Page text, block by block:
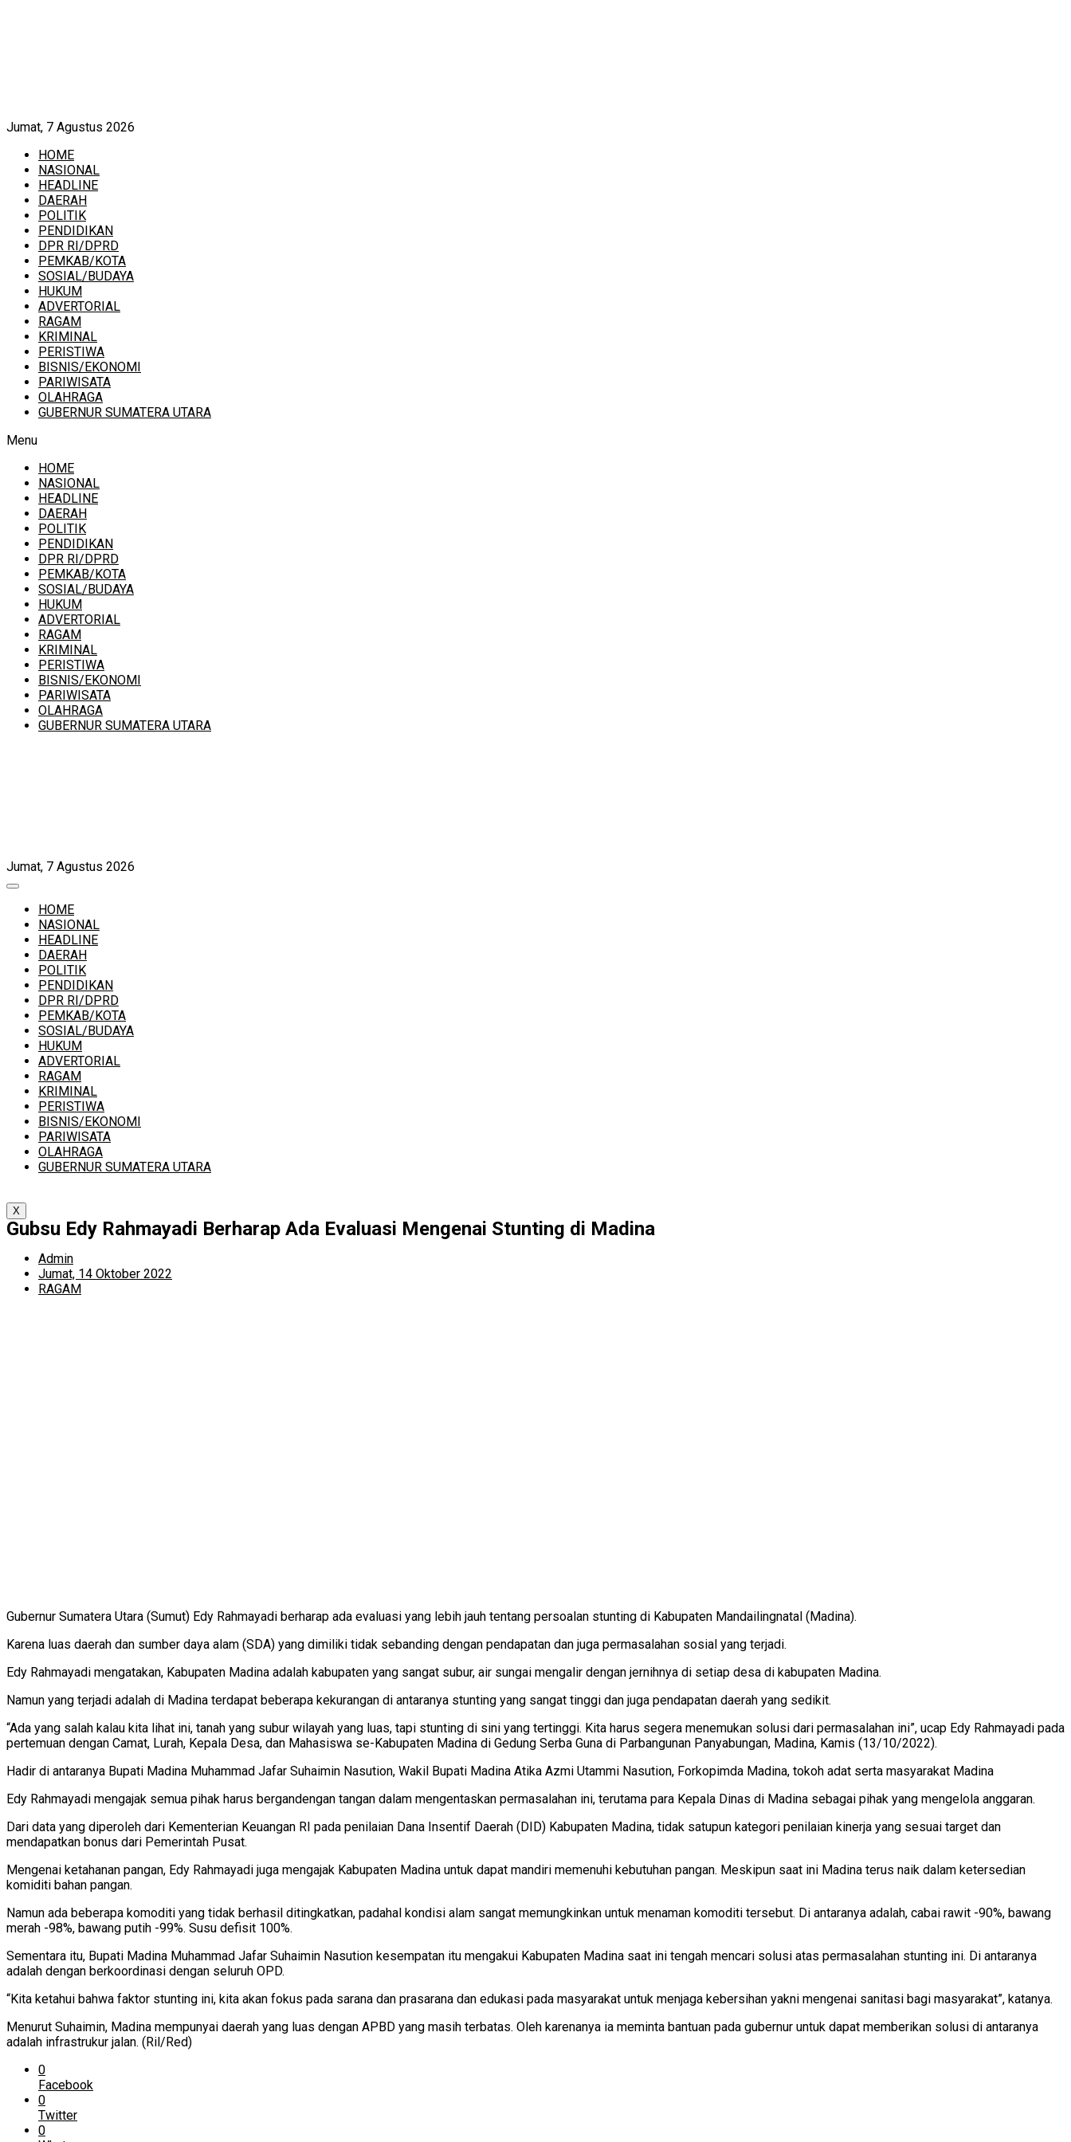
Jumat, 7 Agustus 2026
HOME
NASIONAL
HEADLINE
DAERAH
POLITIK
PENDIDIKAN
DPR RI/DPRD
PEMKAB/KOTA
SOSIAL/BUDAYA
HUKUM
ADVERTORIAL
RAGAM
KRIMINAL
PERISTIWA
BISNIS/EKONOMI
PARIWISATA
OLAHRAGA
GUBERNUR SUMATERA UTARA
Menu
HOME
NASIONAL
HEADLINE
DAERAH
POLITIK
PENDIDIKAN
DPR RI/DPRD
PEMKAB/KOTA
SOSIAL/BUDAYA
HUKUM
ADVERTORIAL
RAGAM
KRIMINAL
PERISTIWA
BISNIS/EKONOMI
PARIWISATA
OLAHRAGA
GUBERNUR SUMATERA UTARA
Jumat, 7 Agustus 2026
HOME
NASIONAL
HEADLINE
DAERAH
POLITIK
PENDIDIKAN
DPR RI/DPRD
PEMKAB/KOTA
SOSIAL/BUDAYA
HUKUM
ADVERTORIAL
RAGAM
KRIMINAL
PERISTIWA
BISNIS/EKONOMI
PARIWISATA
OLAHRAGA
GUBERNUR SUMATERA UTARA
X
Gubsu Edy Rahmayadi Berharap Ada Evaluasi Mengenai Stunting di Madina
Admin
Jumat, 14 Oktober 2022
RAGAM
Gubernur Sumatera Utara (Sumut) Edy Rahmayadi berharap ada evaluasi yang lebih jauh tentang persoalan stunting di Kabupaten Mandailingnatal (Madina).
Karena luas daerah dan sumber daya alam (SDA) yang dimiliki tidak sebanding dengan pendapatan dan juga permasalahan sosial yang terjadi.
Edy Rahmayadi mengatakan, Kabupaten Madina adalah kabupaten yang sangat subur, air sungai mengalir dengan jernihnya di setiap desa di kabupaten Madina.
Namun yang terjadi adalah di Madina terdapat beberapa kekurangan di antaranya stunting yang sangat tinggi dan juga pendapatan daerah yang sedikit.
“Ada yang salah kalau kita lihat ini, tanah yang subur wilayah yang luas, tapi stunting di sini yang tertinggi. Kita harus segera menemukan solusi dari permasalahan ini”, ucap Edy Rahmayadi pada
pertemuan dengan Camat, Lurah, Kepala Desa, dan Mahasiswa se-Kabupaten Madina di Gedung Serba Guna di Parbangunan Panyabungan, Madina, Kamis (13/10/2022).
Hadir di antaranya Bupati Madina Muhammad Jafar Suhaimin Nasution, Wakil Bupati Madina Atika Azmi Utammi Nasution, Forkopimda Madina, tokoh adat serta masyarakat Madina
Edy Rahmayadi mengajak semua pihak harus bergandengan tangan dalam mengentaskan permasalahan ini, terutama para Kepala Dinas di Madina sebagai pihak yang mengelola anggaran.
Dari data yang diperoleh dari Kementerian Keuangan RI pada penilaian Dana Insentif Daerah (DID) Kabupaten Madina, tidak satupun kategori penilaian kinerja yang sesuai target dan
mendapatkan bonus dari Pemerintah Pusat.
Mengenai ketahanan pangan, Edy Rahmayadi juga mengajak Kabupaten Madina untuk dapat mandiri memenuhi kebutuhan pangan. Meskipun saat ini Madina terus naik dalam ketersedian
komiditi bahan pangan.
Namun ada beberapa komoditi yang tidak berhasil ditingkatkan, padahal kondisi alam sangat memungkinkan untuk menaman komoditi tersebut. Di antaranya adalah, cabai rawit -90%, bawang
merah -98%, bawang putih -99%. Susu defisit 100%.
Sementara itu, Bupati Madina Muhammad Jafar Suhaimin Nasution kesempatan itu mengakui Kabupaten Madina saat ini tengah mencari solusi atas permasalahan stunting ini. Di antaranya
adalah dengan berkoordinasi dengan seluruh OPD.
“Kita ketahui bahwa faktor stunting ini, kita akan fokus pada sarana dan prasarana dan edukasi pada masyarakat untuk menjaga kebersihan yakni mengenai sanitasi bagi masyarakat”, katanya.
Menurut Suhaimin, Madina mempunyai daerah yang luas dengan APBD yang masih terbatas. Oleh karenanya ia meminta bantuan pada gubernur untuk dapat memberikan solusi di antaranya
adalah infrastrukur jalan. (Ril/Red)
0
Facebook
0
Twitter
0